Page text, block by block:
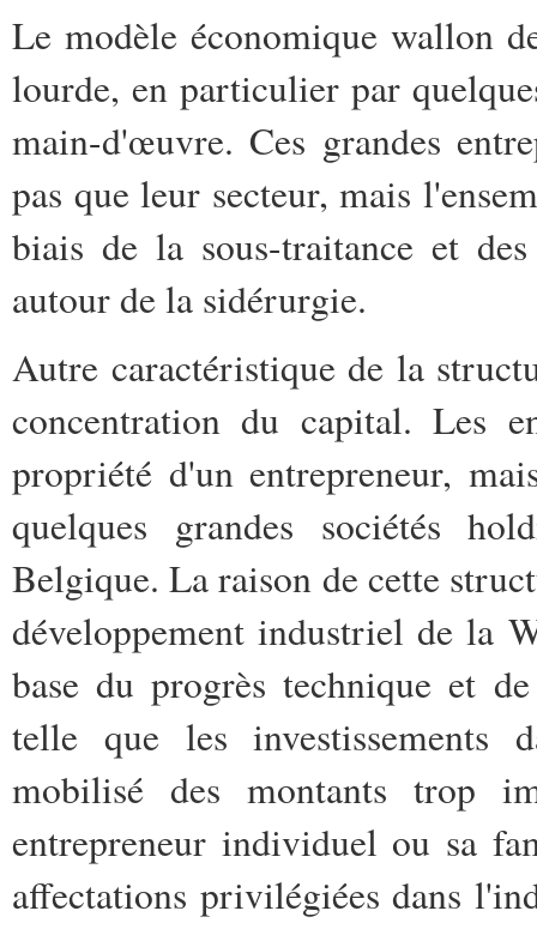
Le modèle économique wallon
lourde, en particulier par
main-d'œuvre. Ces grandes
pas que leur secteur, mais
biais de la sous-traitance et
autour de la sidérurgie.
Autre caractéristique de la
concentration du capital. Les
propriété d'un entrepreneur,
quelques grandes sociétés
Belgique. La raison de cette
développement industriel de la
base du progrès technique et
telle que les investissements
mobilisé des montants trop
entrepreneur individuel ou sa
affectations privilégiées dans